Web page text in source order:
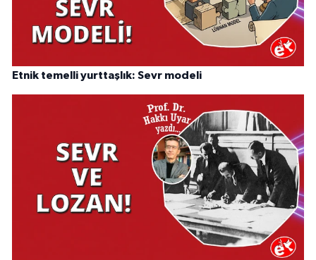
Etnik temelli yurttaşlık: Sevr modeli